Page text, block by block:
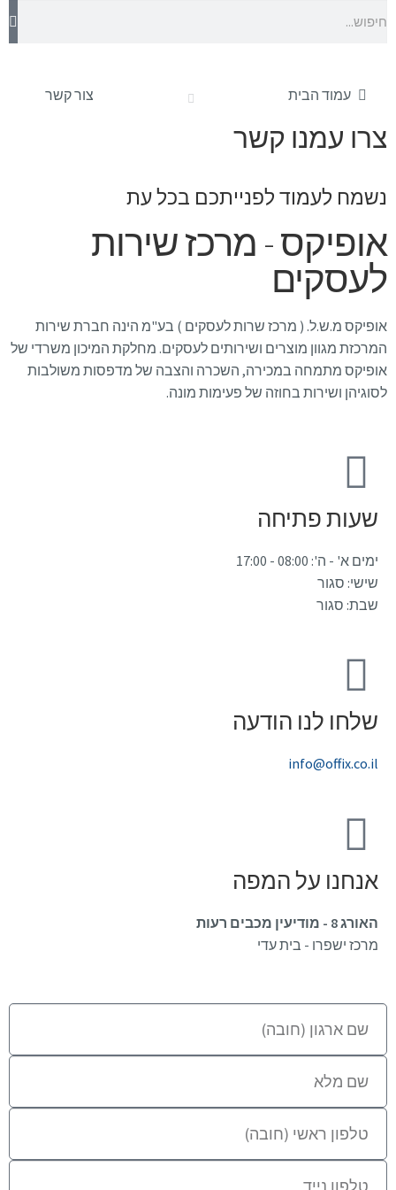
עמוד הבית צור קשר
צרו עמנו קשר
נשמח לעמוד לפנייתכם בכל עת
אופיקס - מרכז שירות
לעסקים
אופיקס מ.ש.ל. ( מרכז שרות לעסקים ) בע"מ הינה חברת שירות
המרכזת מגוון מוצרים ושירותים לעסקים. מחלקת המיכון משרדי של
אופיקס מתמחה במכירה, השכרה והצבה של מדפסות משולבות
לסוגיהן ושירות בחוזה של פעימות מונה.
שעות פתיחה
ימים א' - ה': 08:00 - 17:00
שישי: סגור
שבת: סגור
שלחו לנו הודעה
info@offix.co.il
אנחנו על המפה
האורג 8 - מודיעין מכבים רעות
מרכז ישפרו - בית עדי